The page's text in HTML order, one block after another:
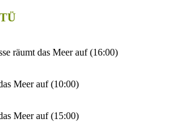
räumt das Meer auf(16:00)
Meer auf(10:00)
Meer auf(15:00)